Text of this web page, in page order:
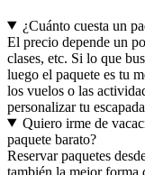
¿Cuánto cuesta un
El precio depende un
clases, etc. Si lo que
luego el paquete es tu
los vuelos o las
personalizar tu
Quiero irme de
paquete barato?
Reservar paquetes
también la mejor forma